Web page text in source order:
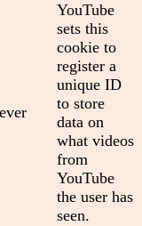
YouTube
sets this
cookie to
register a
unique ID
to store
data on
what videos
from
YouTube
the user has
seen.